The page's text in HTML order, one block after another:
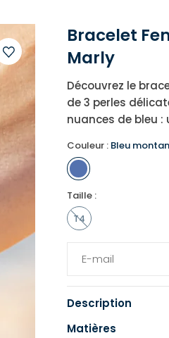
Bracelet
Marly
Découvrez le
de 3 perles
nuances de bleu :
Couleur : Bleu
Taille :
T4
Description
Matières